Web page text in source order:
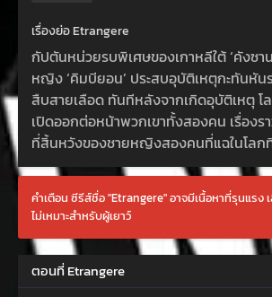
เรื่องย่อ Etrangere
กัปตันหน่วยรบพิเศษของเกาหลีใต้ ‘คังซา
หญิง ‘คิมบียอน’ ประสบอุบัติเหตุกะทันหัน
สืบสายเลือด ทันทีหลังจากเกิดอุบัติเหตุ โ
เปิดออกต่อหน้าพวกเขาทั้งสองคน เรื่องร
ที่สิ้นหวังของชายหญิงสองคนที่แฉในโลก
คำเตือน ซีรีส์ชื่อ "Etrangere" อาจมีเนื้อหาที่รุนแรง
ไม่เหมาะสำหรับผู้เยาว์
ตอนที่ Etrangere